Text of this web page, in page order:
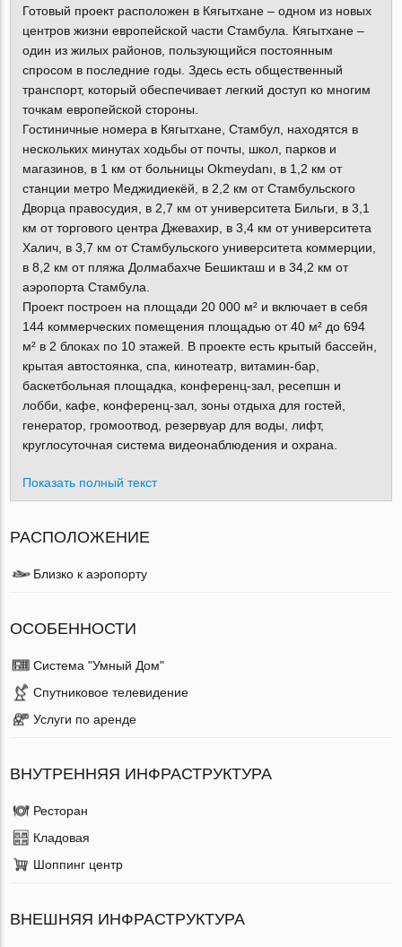
Готовый проект расположен в Кягытхане – одном из новых
центров жизни европейской части Стамбула. Кягытхане –
один из жилых районов, пользующийся постоянным
спросом в последние годы. Здесь есть общественный
транспорт, который обеспечивает легкий доступ ко многим
точкам европейской стороны.
Гостиничные номера в Кягытхане, Стамбул, находятся в
нескольких минутах ходьбы от почты, школ, парков и
магазинов, в 1 км от больницы Okmeydanı, в 1,2 км от
станции метро Меджидиекёй, в 2,2 км от Стамбульского
Дворца правосудия, в 2,7 км от университета Бильги, в 3,1
км от торгового центра Джевахир, в 3,4 км от университета
Халич, в 3,7 км от Стамбульского университета коммерции,
в 8,2 км от пляжа Долмабахче Бешикташ и в 34,2 км от
аэропорта Стамбула.
Проект построен на площади 20 000 м² и включает в себя
144 коммерческих помещения площадью от 40 м² до 694
м² в 2 блоках по 10 этажей. В проекте есть крытый бассейн,
крытая автостоянка, спа, кинотеатр, витамин-бар,
баскетбольная площадка, конференц-зал, ресепшн и
лобби, кафе, конференц-зал, зоны отдыха для гостей,
генератор, громоотвод, резервуар для воды, лифт,
круглосуточная система видеонаблюдения и охрана.
Показать полный текст
РАСПОЛОЖЕНИЕ
Близко к аэропорту
ОСОБЕННОСТИ
Система "Умный Дом"
Спутниковое телевидение
Услуги по аренде
ВНУТРЕННЯЯ ИНФРАСТРУКТУРА
Ресторан
Кладовая
Шоппинг центр
ВНЕШНЯЯ ИНФРАСТРУКТУРА